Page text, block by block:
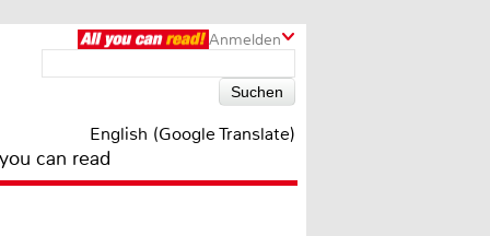
Anmelden
English (Google Translate)
can read